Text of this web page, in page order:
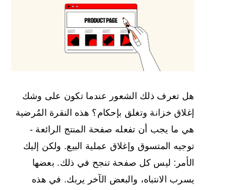
هل تعرف ذلك الشعور عندما تكون على وشك
إغلاق خزانة وتغلق بإحكام؟ هذه النقرة المُرضية
هي ما يجب أن تفعله صفحة المنتج الرائعة -
توجيه المتسوق وإغلاق عملية البيع. ولكن إليك
الأمر: ليس كل صفحة تنجح في ذلك. بعضها
يسرب الانتباه، والبعض الآخر يربك. في هذه